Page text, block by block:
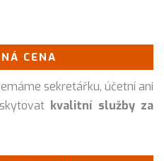
CENA
sekretářku, účetní ani
kvalitní služby za